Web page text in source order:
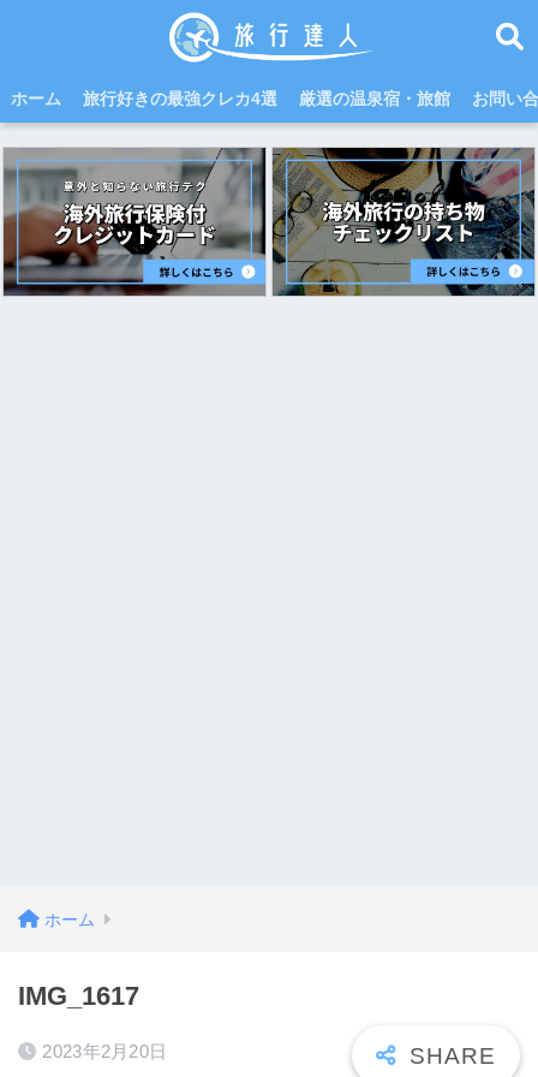
ホーム 旅行好きの最強クレカ4選 厳選の温泉宿・旅館 お問い
ホーム
IMG_1617
2023年2月20日